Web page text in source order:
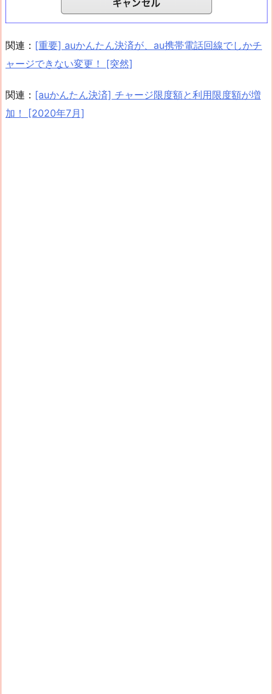
関連： [重要] auかんたん決済が、au携帯電話回線でしかチ
ャージできない変更！ [突然]
関連： [auかんたん決済] チャージ限度額と利用限度額が増
加！ [2020年7月]